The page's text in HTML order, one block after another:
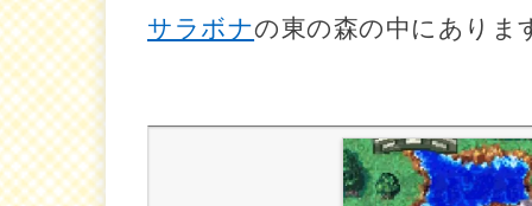
サラボナの東の森の中にありま